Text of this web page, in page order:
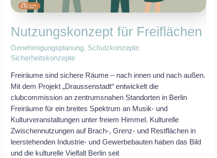
Nutzungskonzept für Freiflächen
Genehmigungsplanung, Schutzkonzepte,
Sicherheitskonzepte
Freiräume sind sichere Räume – nach innen und nach außen.
Mit dem Projekt „Draussenstadt“ entwickelt die
clubcommission an zentrumsnahen Standorten in Berlin
Freiräume für ein breites Spektrum an Musik- und
Kulturveranstaltungen unter freiem Himmel. Kulturelle
Zwischennutzungen auf Brach-, Grenz- und Restflächen in
leerstehenden Industrie- und Gewerbebauten haben das Bild
und die kulturelle Vielfalt Berlin seit